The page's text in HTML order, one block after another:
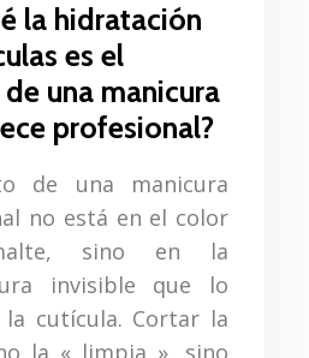
la hidratación
es el
una manicura
profesional?
de una manicura
no está en el color
sino en la
invisible que lo
la cutícula. Cortar la
la « limpia », sino